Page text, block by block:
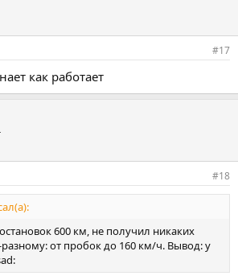
#17
как работает
#18
600 км, не получил никаких
от пробок до 160 км/ч. Вывод: у